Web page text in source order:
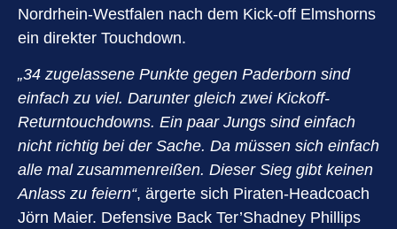
Nordrhein-Westfalen nach dem Kick-off Elmshorns
ein direkter Touchdown.
„34 zugelassene Punkte gegen Paderborn sind
einfach zu viel. Darunter gleich zwei Kickoff-
Returntouchdowns. Ein paar Jungs sind einfach
nicht richtig bei der Sache. Da müssen sich einfach
alle mal zusammenreißen. Dieser Sieg gibt keinen
Anlass zu feiern“, ärgerte sich Piraten-Headcoach
Jörn Maier. Defensive Back Ter’Shadney Phillips